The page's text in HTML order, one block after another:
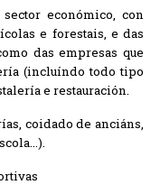
económico, con
e forestais, e das
das empresas que
(incluíndo todo tipo
e restauración.
coidado de anciáns,